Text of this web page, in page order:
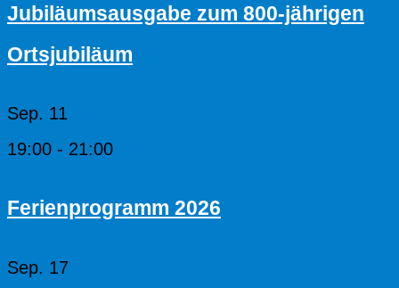
Jubiläumsausgabe zum 800-jährigen
Ortsjubiläum
Sep. 11
19:00 - 21:00
Ferienprogramm 2026
Sep. 17